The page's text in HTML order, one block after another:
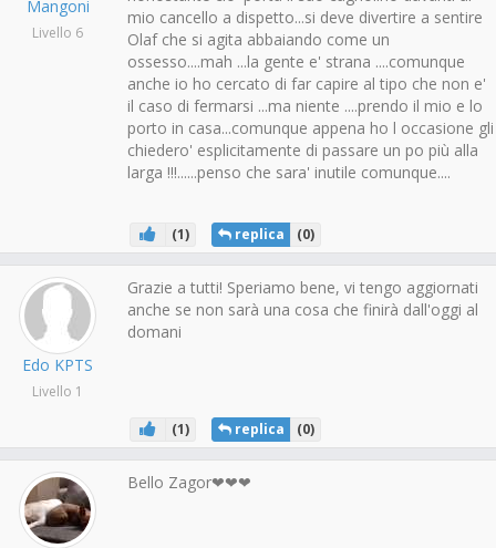
Mangoni
Livello 6
mio cancello a dispetto...si deve divertire a sentire
Olaf che si agita abbaiando come un
ossesso....mah ...la gente e' strana ....comunque
anche io ho cercato di far capire al tipo che non e'
il caso di fermarsi ...ma niente ....prendo il mio e lo
porto in casa...comunque appena ho l occasione gli
chiedero' esplicitamente di passare un po più alla
larga !!!......penso che sara' inutile comunque....
(1) replica (0)
Edo KPTS
Livello 1
Grazie a tutti! Speriamo bene, vi tengo aggiornati
anche se non sarà una cosa che finirà dall'oggi al
domani
(1) replica (0)
Bello Zagor❤❤❤